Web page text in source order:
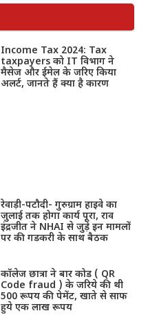
Income Tax 2024: Tax
taxpayers को IT विभाग ने
मैसेज और ईमेल के जरिए किया
अलर्ट, जानते हैं क्या है कारण
रेवाड़ी-पटौदी- गुरुग्राम हाइवे का
जुलाई तक होगा कार्य पूरा, राव
इंद्रजीत ने NHAI से जुड़े इन मामलों
पर की गडकरी के साथ बैठक
कॉलेज छात्रा ने बार कोड ( QR
Code fraud ) के जरिये की थी
500 रूपय की पेमेंट, खाते से साफ
हुये एक लाख रूपय